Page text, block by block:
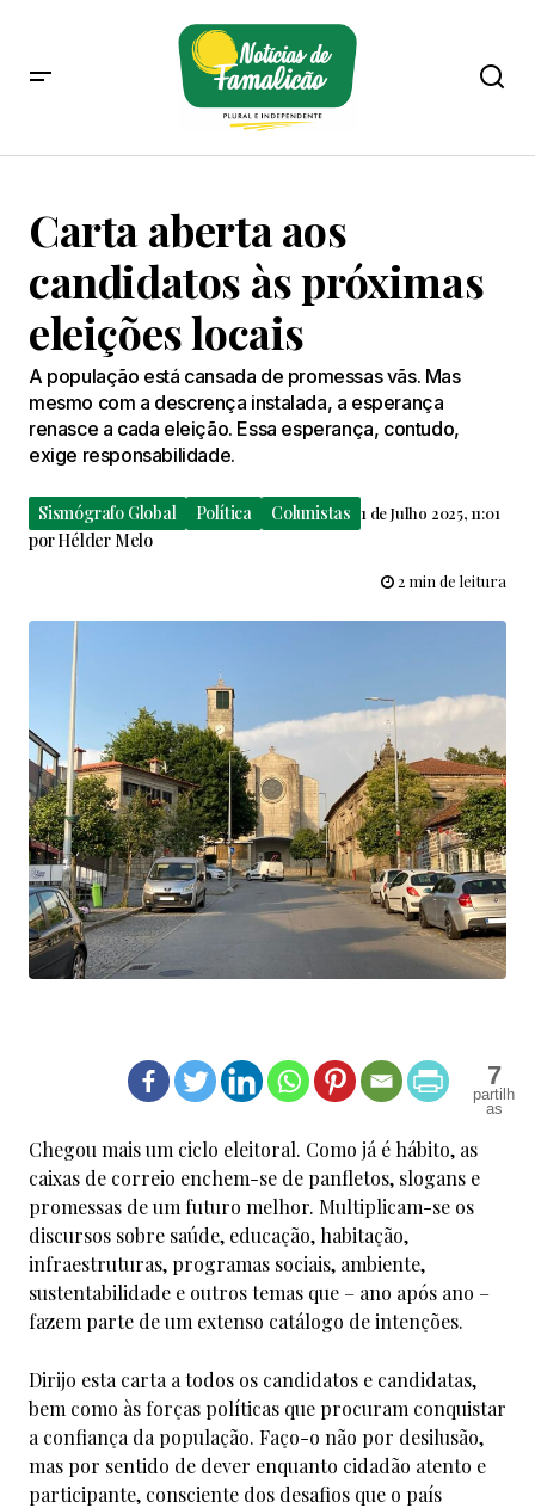
Carta aberta aos
candidatos às próximas
eleições locais
A população está cansada de promessas vãs. Mas
mesmo com a descrença instalada, a esperança
renasce a cada eleição. Essa esperança, contudo,
exige responsabilidade.
Sismógrafo Global Política Colunistas 1 de Julho 2025, 11:01
porHélder Melo
2 min de leitura
7
Chegou mais um ciclo eleitoral. Como já é hábito, as
caixas de correio enchem-se de panfletos, slogans e
promessas de um futuro melhor. Multiplicam-se os
discursos sobre saúde, educação, habitação,
infraestruturas, programas sociais, ambiente,
sustentabilidade e outros temas que – ano após ano –
fazem parte de um extenso catálogo de intenções.
Dirijo esta carta a todos os candidatos e candidatas,
bem como às forças políticas que procuram conquistar
a confiança da população. Faço-o não por desilusão,
mas por sentido de dever enquanto cidadão atento e
participante, consciente dos desafios que o país